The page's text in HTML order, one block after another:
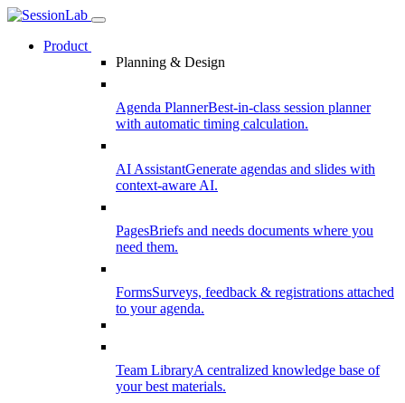
Product
Planning & Design
Agenda PlannerBest-in-class session planner
with automatic timing calculation.
AI AssistantGenerate agendas and slides with
context-aware AI.
PagesBriefs and needs documents where you
need them.
FormsSurveys, feedback & registrations attached
to your agenda.
Team LibraryA centralized knowledge base of
your best materials.